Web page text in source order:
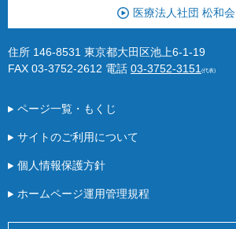
医療法人社団 松和会
住所 146-8531 東京都大田区池上6-1-19
FAX 03-3752-2612 電話 03-3752-3151 (代表)
ページ一覧・もくじ
サイトのご利用について
個人情報保護方針
ホームページ運用管理規程